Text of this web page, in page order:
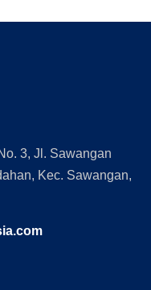
3, Jl. Sawangan
Kec. Sawangan,